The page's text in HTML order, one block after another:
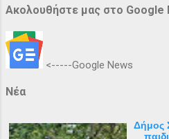
Ακολουθήστε μας στο Google
<-----Google News
Νέα
Δήμος